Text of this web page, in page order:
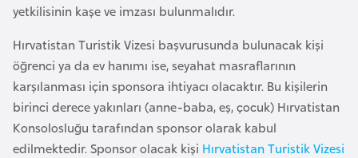
yetkilisinin kaşe ve imzası bulunmalıdır.
Hırvatistan Turistik Vizesi başvurusunda bulunacak kişi
öğrenci ya da ev hanımı ise, seyahat masraflarının
karşılanması için sponsora ihtiyacı olacaktır. Bu kişilerin
birinci derece yakınları (anne-baba, eş, çocuk) Hırvatistan
Konsolosluğu tarafından sponsor olarak kabul
edilmektedir. Sponsor olacak kişi Hırvatistan Turistik Vizesi
B
e
l
a
r
u
s